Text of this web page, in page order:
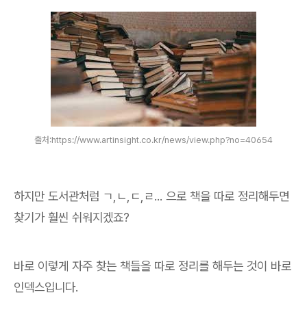
출처:https://www.artinsight.co.kr/news/view.php?no=40654
하지만 도서관처럼 ㄱ,ㄴ,ㄷ,ㄹ... 으로 책을 따로 정리해두면
찾기가 훨씬 쉬워지겠죠?
바로 이렇게 자주 찾는 책들을 따로 정리를 해두는 것이 바로
인덱스입니다.